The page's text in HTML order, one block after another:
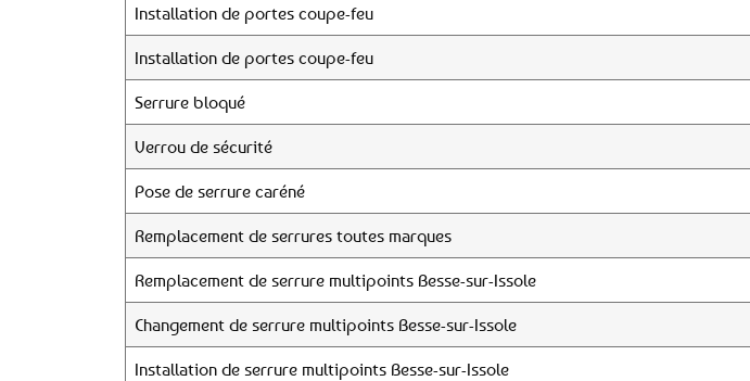
Installation de portes coupe-feu
Installation de portes coupe-feu
Serrure bloqué
Verrou de sécurité
Pose de serrure caréné
Remplacement de serrures toutes marques
Remplacement de serrure multipoints Besse-sur-Issole
Changement de serrure multipoints Besse-sur-Issole
Installation de serrure multipoints Besse-sur-Issole